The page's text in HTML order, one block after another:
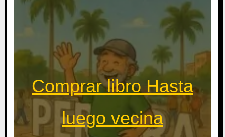
Comprar libro Hasta
luego vecina